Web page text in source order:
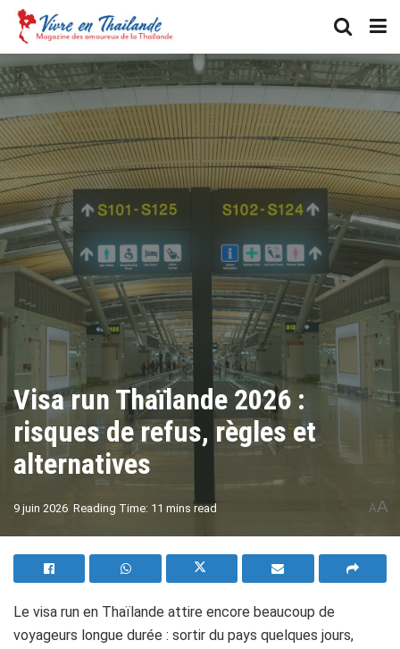
Visa run Thaïlande 2026 :
risques de refus, règles et
alternatives
9 juin 2026 Reading Time: 11 mins read AA
Le visa run en Thaïlande attire encore beaucoup de
voyageurs longue durée : sortir du pays quelques jours,